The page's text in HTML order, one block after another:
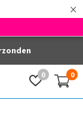
×
0 0